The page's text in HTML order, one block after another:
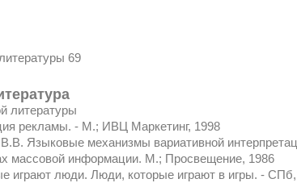
69
литературы
рекламы. - М.; ИВЦ Маркетинг, 1998
Языковые механизмы вариативной
массовой информации. М.; Просвещение, 1986
играют люди. Люди, которые играют в игры. -